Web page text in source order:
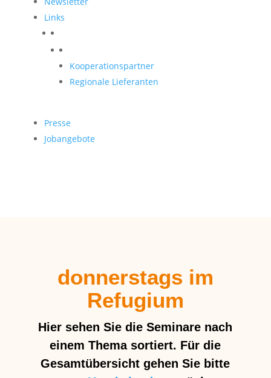
Links
Kooperationspartner
Regionale Lieferanten
Presse
Jobangebote
donnerstags im
Refugium
Hier sehen Sie die Seminare nach
einem Thema sortiert. Für die
Gesamtübersicht gehen Sie bitte